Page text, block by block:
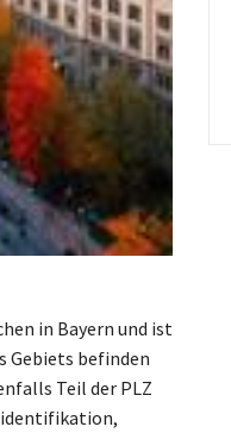
in Bayern und ist
Gebiets befinden
Teil der PLZ